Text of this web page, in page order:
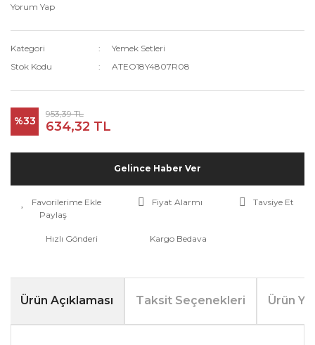
Yorum Yap
Kategori
Yemek Setleri
Stok Kodu
ATEO18Y4807R08
%33
953,39 TL
634,32 TL
Gelince Haber Ver
Fiyat Alarmı
Tavsiye Et
Paylaş
Hızlı Gönderi Kargo Bedava
Ürün Açıklaması Taksit Seçenekleri Ürün